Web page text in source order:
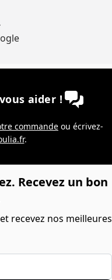
aider !
commande ou écrivez-
.
Recevez un bon
recevez nos meilleures